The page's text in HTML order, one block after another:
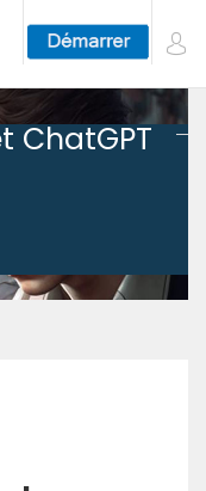
ChatGPT